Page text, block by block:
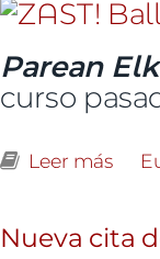
Parean
curso
Leer más
Nueva cita